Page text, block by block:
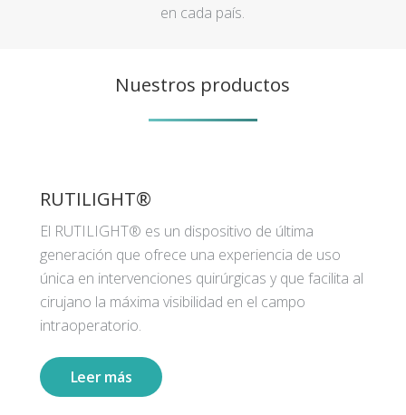
en cada país.
Nuestros productos
RUTILIGHT®
El RUTILIGHT® es un dispositivo de última
generación que ofrece una experiencia de uso
única en intervenciones quirúrgicas y que facilita al
cirujano la máxima visibilidad en el campo
intraoperatorio.
Leer más